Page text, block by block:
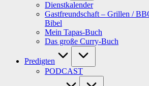
Dienstkalender
Gastfreundschaft – Grillen /
Bibel
Mein Tapas-Buch
Das große Curry-Buch
Predigten
PODCAST